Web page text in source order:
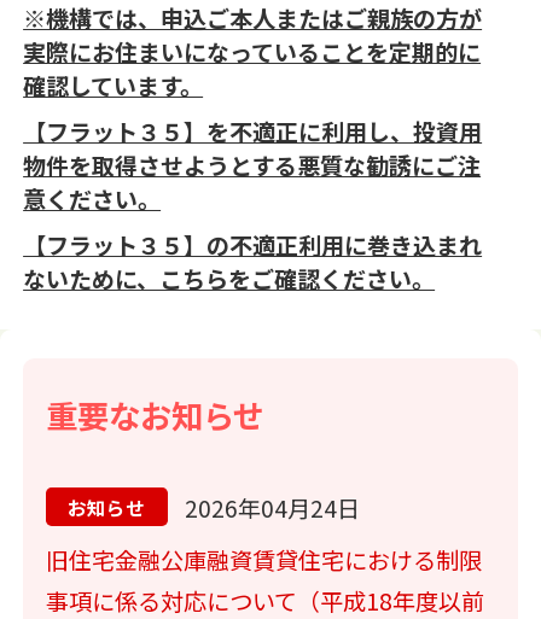
※機構では、申込ご本人またはご親族の方が
実際にお住まいになっていることを定期的に
確認しています。
【フラット３５】を不適正に利用し、投資用
物件を取得させようとする悪質な勧誘にご注
意ください。
【フラット３５】の不適正利用に巻き込まれ
ないために、こちらをご確認ください。
重要なお知らせ
お知らせ
2026年04月24日
旧住宅金融公庫融資賃貸住宅における制限
事項に係る対応について（平成18年度以前